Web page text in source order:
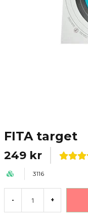
FITA target
249 kr
3116
- +